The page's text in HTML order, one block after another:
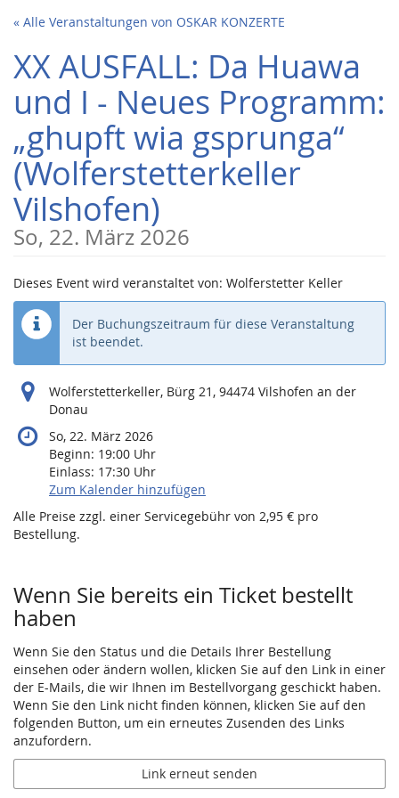
Zum
Inhalt
springen
« Alle Veranstaltungen von OSKAR KONZERTE
XX AUSFALL: Da Huawa
und I - Neues Programm:
„ghupft wia gsprunga“
(Wolferstetterkeller
Vilshofen)
So, 22. März 2026
Dieses Event wird veranstaltet von: Wolferstetter Keller
Der Buchungszeitraum für diese Veranstaltung
ist beendet.
Wolferstetterkeller, Bürg 21, 94474 Vilshofen an der
Donau
So, 22. März 2026
Beginn: 19:00 Uhr
Einlass: 17:30 Uhr
Zum Kalender hinzufügen
Alle Preise zzgl. einer Servicegebühr von 2,95 € pro
Bestellung.
Wenn Sie bereits ein Ticket bestellt
haben
Wenn Sie den Status und die Details Ihrer Bestellung
einsehen oder ändern wollen, klicken Sie auf den Link in einer
der E-Mails, die wir Ihnen im Bestellvorgang geschickt haben.
Wenn Sie den Link nicht finden können, klicken Sie auf den
folgenden Button, um ein erneutes Zusenden des Links
anzufordern.
Link erneut senden